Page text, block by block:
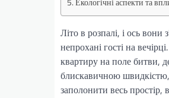
Літо в розпалі, і ось
непрохані гості на
квартиру на поле битви,
блискавичною швидкістю,
заполонити весь простір,